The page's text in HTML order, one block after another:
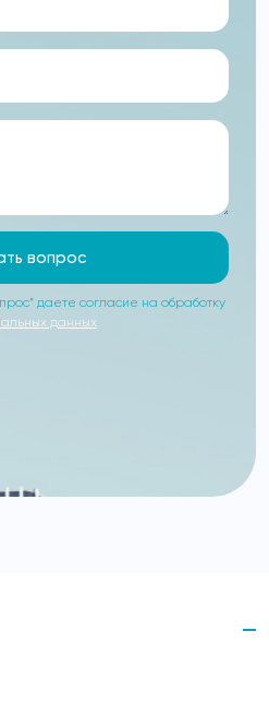
вопрос
Нажимая кнопку “Задать вопрос” даете согласие на обработку
данных